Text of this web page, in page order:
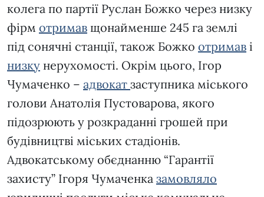
колега по партії Руслан Божко через низку
фірм отримав щонайменше 245 га землі
під сонячні станції, також Божко отримав і
низку нерухомості. Окрім цього, Ігор
Чумаченко – адвокат заступника міського
голови Анатолія Пустоварова, якого
підозрюють у розкраданні грошей при
будівництві міських стадіонів.
Адвокатському обєднанню “Гарантії
захисту” Ігоря Чумаченка замовляло